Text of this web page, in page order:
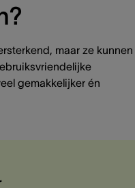
maar ze kunnen
gemakkelijker én